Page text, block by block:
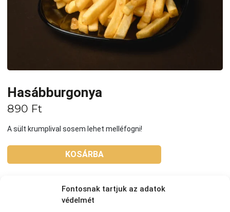
Fontosnak tartjuk az adatok
védelmét
Hasábburgonya
890 Ft
A sült krumplival sosem lehet melléfogni!
KOSÁRBA
Tovább a teljes étlaphoz >